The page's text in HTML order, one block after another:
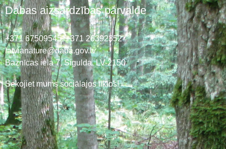
Dabas aizsardzības pārvalde
+371 67509545,+371 26392352
latvianature@daba.gov.lv
Baznīcas iela 7, Sigulda, LV-2150
Sekojiet mums sociālajos tīklos!